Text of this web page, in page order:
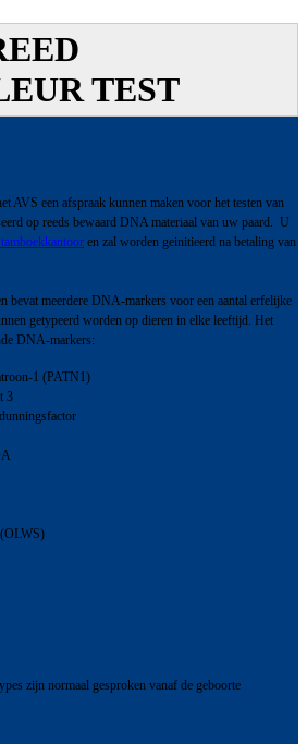
TEST
AVS een afspraak kunnen maken voor het testen van
op reeds bewaard DNA materiaal van uw paard. U
en zal worden geinitieerd na betaling van
bevat meerdere DNA-markers voor een aantal erfelijke
getypeerd worden op dieren in elke leeftijd. Het
DNA-markers:
1 (PATN1)
3
zijn normaal gesproken vanaf de geboorte